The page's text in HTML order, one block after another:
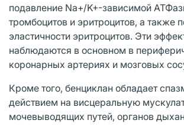
подавление Na+/K+-зависимой
тромбоцитов и эритроцитов, а также
эластичности эритроцитов. Эти
наблюдаются в основном в
коронарных артериях и мозговых
Кроме того, бенциклан обладает
действием на висцеральную
мочевыводящих путей, органов